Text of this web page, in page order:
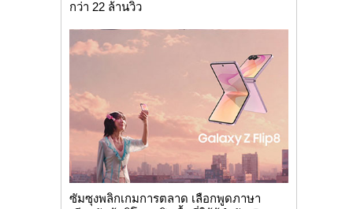
กว่า 22 ล้านวิว
ซัมซุงพลิกเกมการตลาด เลือกพูดภาษา